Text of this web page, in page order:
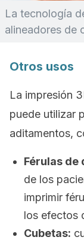
La tecnología
alineadores de
Otros usos
La impresión
puede utilizar
aditamentos,
Férulas de
de los
imprimir
los efectos
Cubetas: